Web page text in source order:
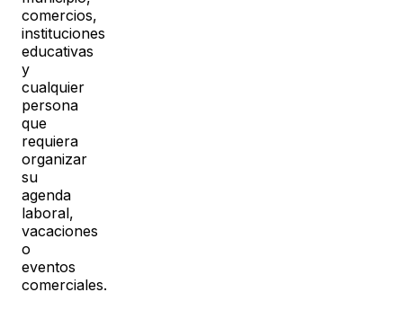
comercios,
instituciones
educativas
y
cualquier
persona
que
requiera
organizar
su
agenda
laboral,
vacaciones
o
eventos
comerciales.